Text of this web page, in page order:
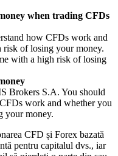
when trading CFDs
how CFDs work and
risk of losing your money.
with a high risk of losing
Brokers S.A. You should
work and whether you
your money.
CFD și Forex bazată
pentru capitalul dvs., iar